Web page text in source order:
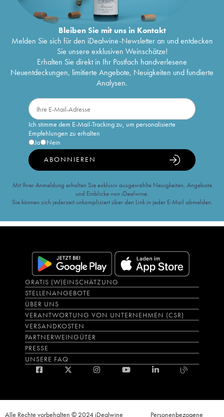
Bleiben Sie mit uns in Kontakt
Melden Sie sich für den iDealwine-Newsletter an und entdecken
Sie unsere exklusiven Weinschätze!
Erhalten Sie direkt in Ihr Postfach handverlesene
Neuentdeckungen, limitierte Angebote, Neuigkeiten und fundierte
Analysen.
Ich stimme dem E-Mail-Tracking zu, um personalisierte
Empfehlungen zu erhalten
Ja
Nein
ABONNIEREN
Mit Ihrer Anmeldung erhalten Sie exklusiv ausgewählte Neuigkeiten, Angebote
und Einblicke von iDealwine.
Sie können sich jederzeit unkompliziert über den Link in jeder E-Mail abmelden.
GRATIS (W)EINSCHÄTZUNG
STELLENANGEBOTE
ÜBER UNS
VERANTWORTUNG VON UNTERNEHMEN (CSR)
VERSANDKOSTEN
PARTNERWEINGÜTER
PRESSE
UNSERE FAQ
Alle Rechte vorbehalten © 2024 iDealwine Personenbezogene